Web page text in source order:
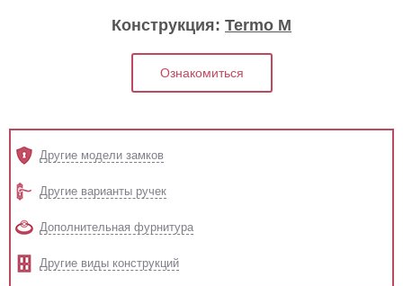
Конструкция: Termo M
Ознакомиться
Другие модели замков
Другие варианты ручек
Дополнительная фурнитура
Другие виды конструкций